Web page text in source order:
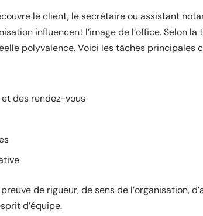
le client, le secrétaire ou assistant
influencent l’image de l’office. Selon
polyvalence. Voici les tâches principales
des rendez-vous
de rigueur, de sens de l’organisation,
d’équipe.